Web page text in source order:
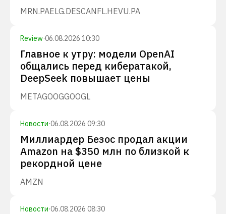
MRN.PAELG.DESCANFL.HEVU.PA
Review·06.08.2026 10:30
Главное к утру: модели OpenAI
общались перед кибератакой,
DeepSeek повышает цены
METAGOOGGOOGL
Новости·06.08.2026 09:30
Миллиардер Безос продал акции
Amazon на $350 млн по близкой к
рекордной цене
AMZN
Новости·06.08.2026 08:30